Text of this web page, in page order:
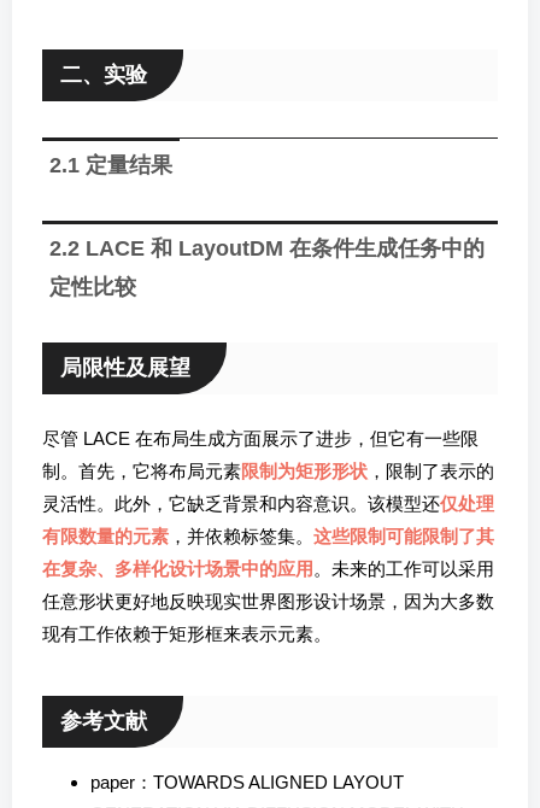
二、实验
2.1 定量结果
2.2 LACE 和 LayoutDM 在条件生成任务中的
定性比较
局限性及展望
尽管 LACE 在布局生成方面展示了进步，但它有一些限
制。首先，它将布局元素限制为矩形形状 ，限制了表示的
灵活性。此外，它缺乏背景和内容意识。该模型还仅处理
有限数量的元素 ，并依赖标签集。 这些限制可能限制了其
在复杂、多样化设计场景中的应用 。未来的工作可以采用
任意形状更好地反映现实世界图形设计场景，因为大多数
现有工作依赖于矩形框来表示元素。
参考文献
paper：TOWARDS ALIGNED LAYOUT